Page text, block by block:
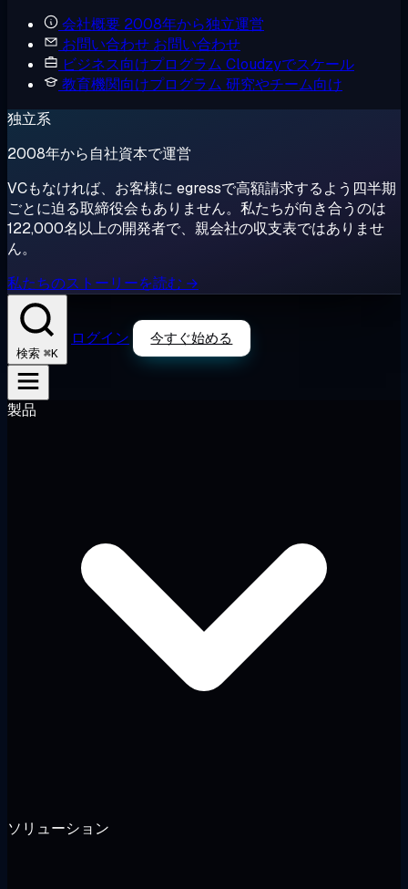
会社概要 2008年から独立運営
お問い合わせ お問い合わせ
ビジネス向けプログラム Cloudzyでスケール
教育機関向けプログラム 研究やチーム向け
独立系
2008年から自社資本で運営
VCもなければ、お客様に egressで高額請求するよう四半期
ごとに迫る取締役会もありません。私たちが向き合うのは
122,000名以上の開発者で、親会社の収支表ではありませ
ん。
私たちのストーリーを読む →
検索 ⌘K
ログイン 今すぐ始める
製品
ソリューション